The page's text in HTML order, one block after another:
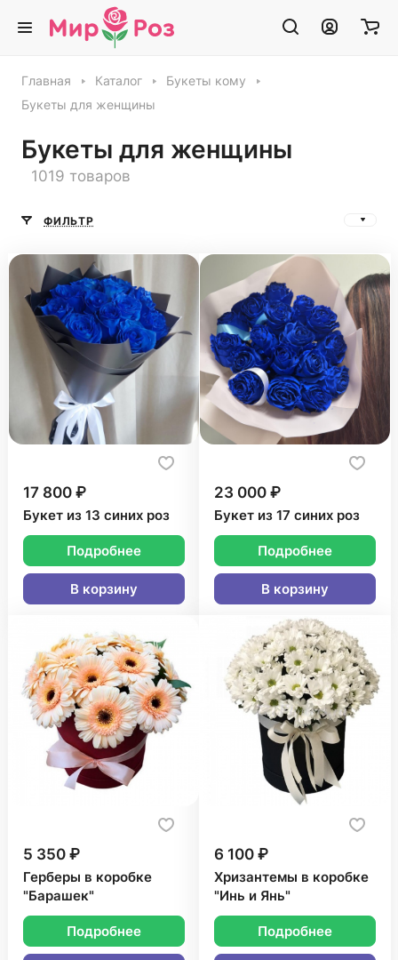
Главная Каталог
Букеты кому
Букеты для женщины
Букеты для женщины
1019 товаров
ФИЛЬТР
17 800 ₽
Букет из 13 синих роз
Подробнее
В корзину
23 000 ₽
Букет из 17 синих роз
Подробнее
В корзину
5 350 ₽
Герберы в коробке
"Барашек"
Подробнее
6 100 ₽
Хризантемы в коробке
"Инь и Янь"
Подробнее